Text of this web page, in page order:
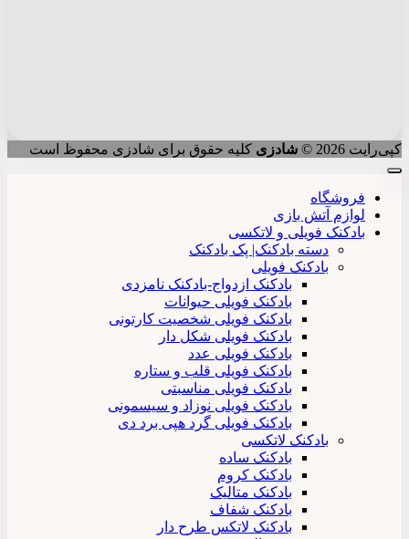
کپی‌رایت 2026 © شادزی کلیه حقوق برای شادزی محفوظ است
فروشگاه
لوازم آتش بازی
بادکنک فویلی و لاتکسی
دسته بادکنک| پک بادکنک
بادکنک فویلی
بادکنک ازدواج-بادکنک نامزدی
بادکنک فویلی حیوانات
بادکنک فویلی شخصیت کارتونی
بادکنک فویلی شکل دار
بادکنک فویلی عدد
بادکنک فویلی قلب و ستاره
بادکنک فویلی مناسبتی
بادکنک فویلی نوزاد و سیسمونی
بادکنک فویلی گرد هپی برد دی
بادکنک لاتکسی
بادکنک ساده
بادکنک کروم
بادکنک متالیک
بادکنک شفاف
بادکنک لاتکس طرح دار